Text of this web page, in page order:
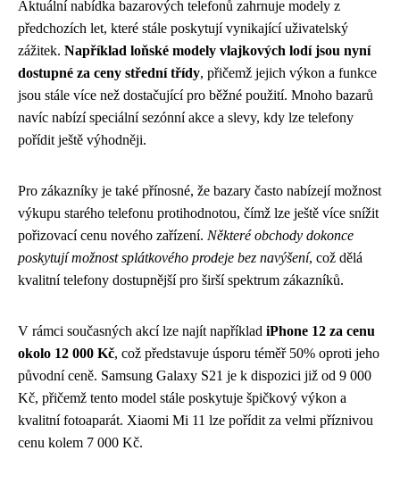
Aktuální nabídka bazarových telefonů zahrnuje modely z
předchozích let, které stále poskytují vynikající uživatelský
zážitek. Například loňské modely vlajkových lodí jsou nyní
dostupné za ceny střední třídy, přičemž jejich výkon a funkce
jsou stále více než dostačující pro běžné použití. Mnoho bazarů
navíc nabízí speciální sezónní akce a slevy, kdy lze telefony
pořídit ještě výhodněji.
Pro zákazníky je také přínosné, že bazary často nabízejí možnost
výkupu starého telefonu protihodnotou, čímž lze ještě více snížit
pořizovací cenu nového zařízení. Některé obchody dokonce
poskytují možnost splátkového prodeje bez navýšení, což dělá
kvalitní telefony dostupnější pro širší spektrum zákazníků.
V rámci současných akcí lze najít například iPhone 12 za cenu
okolo 12 000 Kč, což představuje úsporu téměř 50% oproti jeho
původní ceně. Samsung Galaxy S21 je k dispozici již od 9 000
Kč, přičemž tento model stále poskytuje špičkový výkon a
kvalitní fotoaparát. Xiaomi Mi 11 lze pořídit za velmi příznivou
cenu kolem 7 000 Kč.